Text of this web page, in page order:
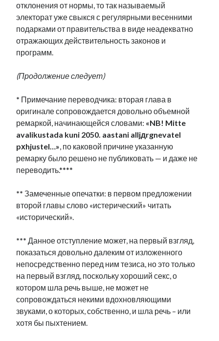
отклонения от нормы, то так называемый
электорат уже свыкся с регулярными весенними
подарками от правительства в виде неадекватно
отражающих действительность законов и
программ.
(Продолжение следует)
* Примечание переводчика: вторая глава в
оригинале сопровождается довольно объемной
ремаркой, начинающейся словами: «NB! Mitte
avalikustada kuni 2050. aastani alljдrgnevatel
pхhjustel…», по каковой причине указанную
ремарку было решено не публиковать — и даже не
переводить.****
** Замеченные опечатки: в первом предложении
второй главы слово «истерический» читать
«исторический».
*** Данное отступление может, на первый взгляд,
показаться довольно далеким от изложенного
непосредственно перед ним тезиса, но это только
на первый взгляд, поскольку хороший секс, о
котором шла речь выше, не может не
сопровождаться некими вдохновляющими
звуками, о которых, собственно, и шла речь – или
хотя бы пыхтением.